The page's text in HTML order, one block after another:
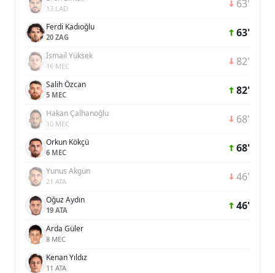
13 LAD 63'
Ferdi Kadıoğlu
20 ZAG 63'
İsmail Yüksek
16 MEC 82'
Salih Özcan
5 MEC 82'
Hakan Çalhanoğlu
10 MEC 68'
Orkun Kökçü
6 MEC 68'
Yunus Akgün
21 ATA 46'
Oğuz Aydın
19 ATA 46'
Arda Güler
8 MEC
Kenan Yıldız
11 ATA